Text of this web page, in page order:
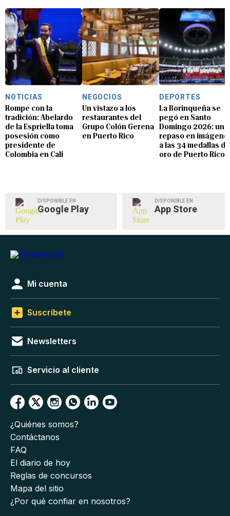
NOTICIAS
Rompe con la
tradición: Abelardo
de la Espriella toma
posesión como
presidente de
Colombia en Cali
NEGOCIOS
Un vistazo a los
restaurantes del
Grupo Colón Gerena
en Puerto Rico
DEPORTES
La Borinqueña se
pegó en Santo
Domingo 2026: un
repaso en
a las 34 medallas de
oro de Puerto Rico
DISPONIBLE EN
Google Play
DISPONIBLE EN
App Store
Mi cuenta
Suscríbete
Newsletters
Servicio al cliente
¿Quiénes somos?
Contáctanos
FAQ
El diario de hoy
Reglas de concursos
Mapa del sitio
¿Por qué confiar en nosotros?